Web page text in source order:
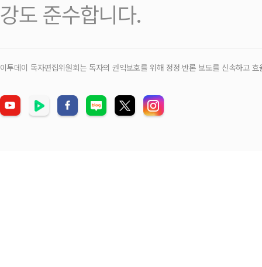
강도 준수합니다.
이투데이 독자편집위원회는 독자의 권익보호를 위해 정정‧반론 보도를 신속하고